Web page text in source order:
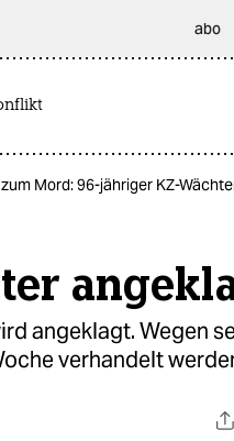
abo
Mord: 96-jähriger KZ-
angeklagt. Wegen
verhandelt